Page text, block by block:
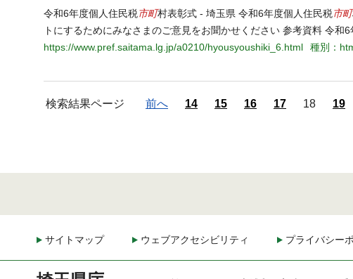
令和6年度個人住民税市町村表彰式 - 埼玉県 令和6年度個人住民税市町
トにするためにみなさまのご意見をお聞かせください 参考資料 令和
https://www.pref.saitama.lg.jp/a0210/hyousyoushiki_6.html
種別：
検索結果ページ 前へ 14 15 16 17 18 19
サイトマップ ウェブアクセシビリティ プライバシー